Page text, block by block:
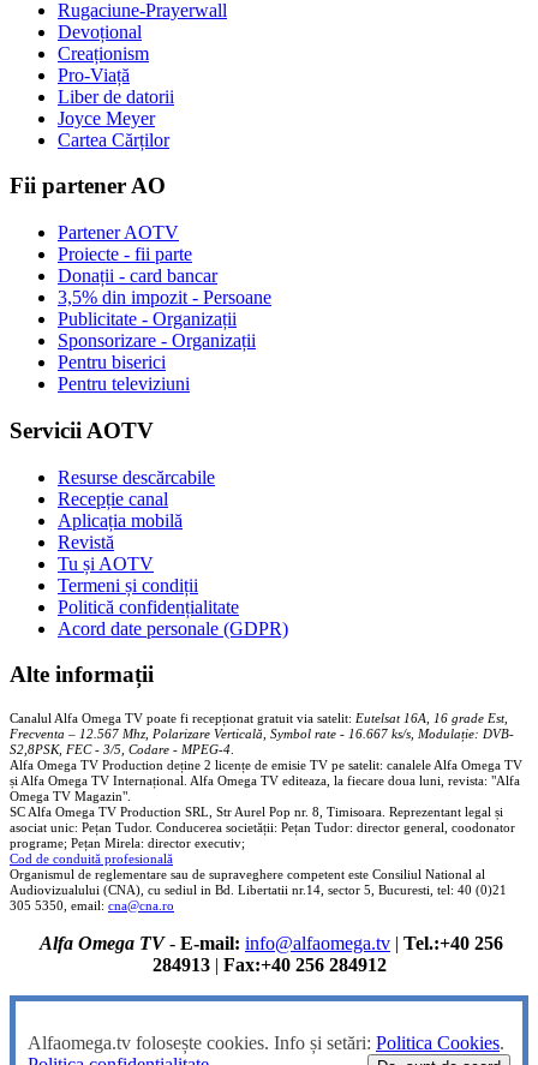
Rugaciune-Prayerwall
Devoțional
Creaționism
Pro-Viață
Liber de datorii
Joyce Meyer
Cartea Cărților
Fii partener AO
Partener AOTV
Proiecte - fii parte
Donații - card bancar
3,5% din impozit - Persoane
Publicitate - Organizații
Sponsorizare - Organizații
Pentru biserici
Pentru televiziuni
Servicii AOTV
Resurse descărcabile
Recepție canal
Aplicația mobilă
Revistă
Tu și AOTV
Termeni și condiții
Politică confidențialitate
Acord date personale (GDPR)
Alte informații
Canalul Alfa Omega TV poate fi recepționat gratuit via satelit: Eutelsat 16A, 16 grade Est,
Frecventa – 12.567 Mhz, Polarizare Verticală, Symbol rate - 16.667 ks/s, Modulație: DVB-
S2,8PSK, FEC - 3/5, Codare - MPEG-4
Alfa Omega TV Production deține 2 licențe de emisie TV pe satelit: canalele Alfa Omega TV
și Alfa Omega TV Internațional. Alfa Omega TV editeaza, la fiecare doua luni, revista: "Alfa
Omega TV Magazin".
SC Alfa Omega TV Production SRL, Str Aurel Pop nr. 8, Timisoara. Reprezentant legal și
asociat unic: Pețan Tudor. Conducerea societății: Pețan Tudor: director general, coodonator
programe; Pețan Mirela: director executiv;
Cod de conduită profesională
Organismul de reglementare sau de supraveghere competent este Consiliul National al
Audiovizualului (CNA), cu sediul in Bd. Libertatii nr.14, sector 5, Bucuresti, tel: 40 (0)21
305 5350, email: cna@cna.ro
Alfa Omega TV- E-mail: info@alfaomega.tv | Tel.:+40 256
284913| Fax:+40 256 284912
Alfaomega.tv folosește cookies. Info și setări: Politica Cookies.